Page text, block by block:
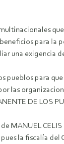
para
una
pueblos para
las
DE LOS
MANUEL
la fiscalía